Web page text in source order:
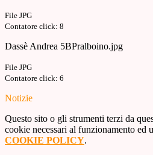
File JPG
Contatore click: 8
Dassè Andrea 5BPralboino.jpg
File JPG
Contatore click: 6
Notizie
Questo sito o gli strumenti terzi da
cookie necessari al funzionamento ed
COOKIE POLICY.